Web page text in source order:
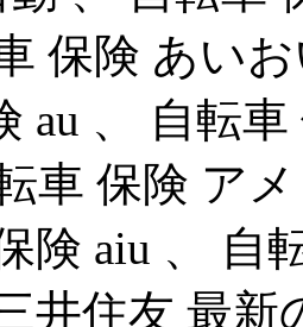
保険 あい
au 、 自転
車 保険 ア
険 aiu 、 自
井住友 最